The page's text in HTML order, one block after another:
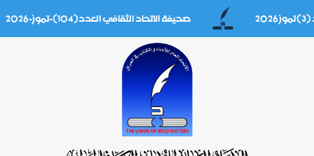
صحيفة الاتحاد الثقافي العدد(104)-تموز-2026